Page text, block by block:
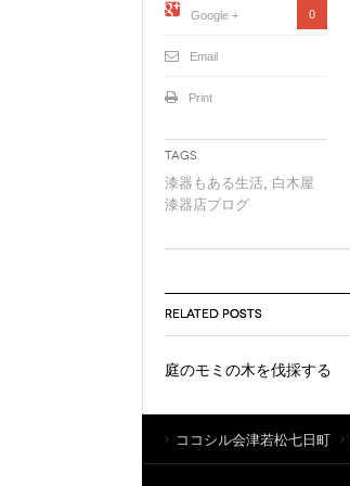
Google + 0
Email
Print
Tags
漆器もある生活, 白木屋
漆器店ブログ
RELATED POSTS
庭のモミの木を伐採する
ココシル会津若松七日町